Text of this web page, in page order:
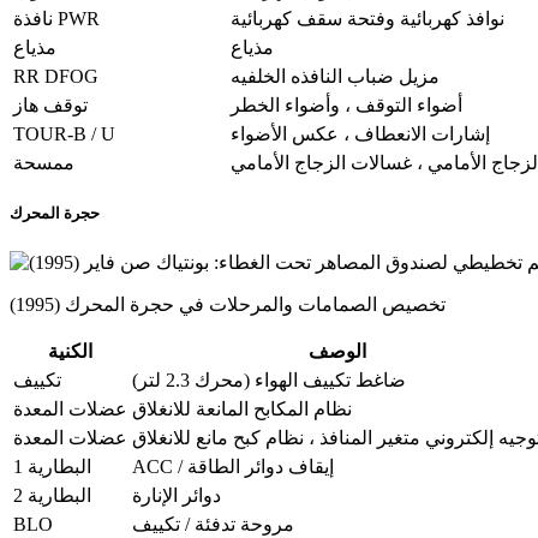
نافذة PWR
نوافذ كهربائية وفتحة سقف كهربائية
مذياع
مذياع
RR DFOG
مزيل ضباب النافذه الخلفيه
توقف هاز
أضواء التوقف ، وأضواء الخطر
TOUR-B / U
إشارات الانعطاف ، عكس الأضواء
ممسحة
الأمامي ، غسالات الزجاج الأمامي
حجرة المحرك
تخصيص الصمامات والمرحلات في حجرة المحرك (1995)
الكنية
الوصف
تكييف
ضاغط تكييف الهواء (محرك 2.3 لتر)
عضلات المعدة نظام المكابح المانعة للانغلاق
عضلات المعدة إلكتروني متغير المنافذ ، نظام كبح مانع للانغلاق
البطارية 1
ACC / إيقاف دوائر الطاقة
البطارية 2
دوائر الإنارة
BLO
مروحة تدفئة / تكييف